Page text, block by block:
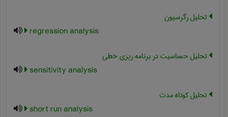
تحلیل رگرسیون
regression analysis
تحلیل حساسیت در برنامه ریزی خطی
sensitivity analysis
تحلیل کوتاه مدت
short run analysis